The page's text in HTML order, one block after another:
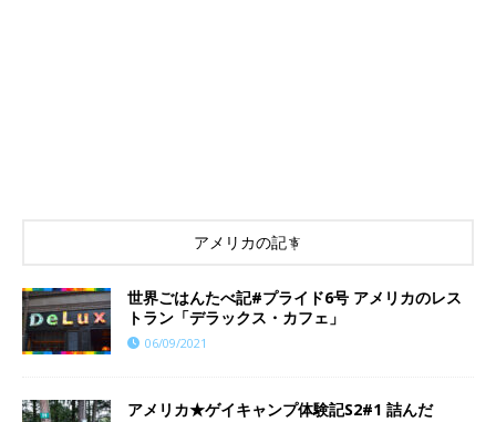
アメリカの記事
世界ごはんたべ記#プライド6号 アメリカのレス
トラン「デラックス・カフェ」
06/09/2021
アメリカ★ゲイキャンプ体験記S2#1 詰んだ